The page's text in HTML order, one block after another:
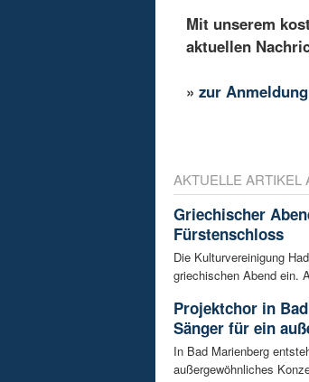
Mit unserem
aktuellen
»zur Anmeldung
AKTUELLE ARTIKEL
Griechischer
Fürstenschloss
Die Kulturvereinigung
griechischen Abend ein.
Projektchor in
Sänger für ein
In Bad Marienberg
außergewöhnliches